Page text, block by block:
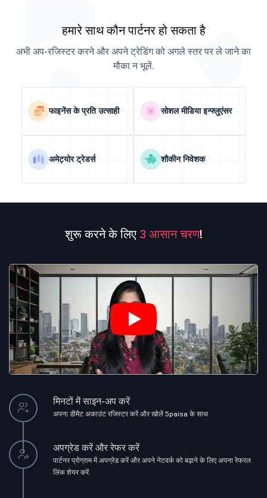
हमारे साथ कौन पार्टनर हो सकता है
अभी अप-रजिस्टर करने और अपने ट्रेडिंग को अगले स्तर पर ले जाने का
मौका न भूलें.
फाइनेंस के प्रति उत्साही सोशल मीडिया इन्फ्लुएंसर
अमेट्योर ट्रेडर्स शौकीन निवेशक
शुरू करने के लिए 3 आसान चरण!
मिनटों में साइन-अप करें
अपना डीमैट अकाउंट रजिस्टर करें और खोलें 5paisa के साथ
अपग्रेड करें और रेफर करें
पार्टनर प्रोग्राम में अपग्रेड करें और अपने नेटवर्क को बढ़ाने के लिए अपना रेफरल
लिंक शेयर करें.